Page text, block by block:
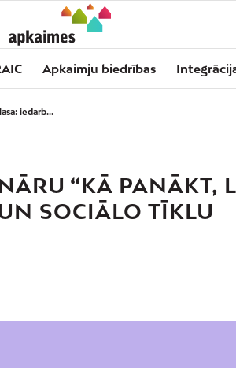
Apkaimju biedrības
iedarb...
“KĀ PANĀKT,
SOCIĀLO TĪKLU